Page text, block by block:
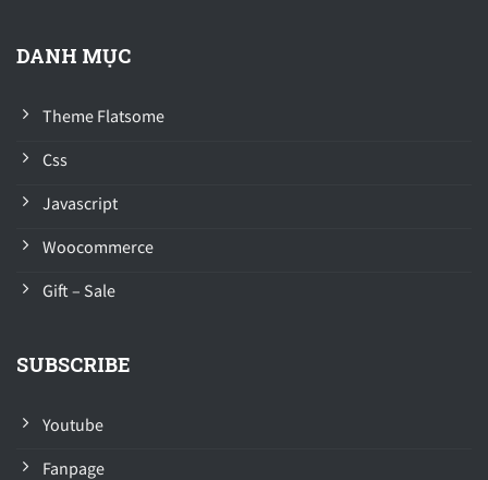
DANH MỤC
Theme Flatsome
Css
Javascript
Woocommerce
Gift – Sale
SUBSCRIBE
Youtube
Fanpage